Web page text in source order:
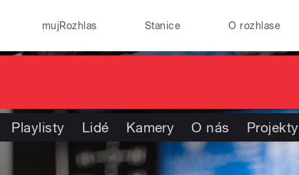
mujRozhlas Stanice O rozhlase
Playlisty Lidé Kamery O nás Projekty